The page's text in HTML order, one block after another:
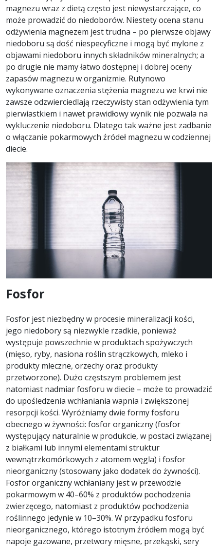
magnezu wraz z dietą często jest niewystarczające, co
może prowadzić do niedoborów. Niestety ocena stanu
odżywienia magnezem jest trudna – po pierwsze objawy
niedoboru są dość niespecyficzne i mogą być mylone z
objawami niedoboru innych składników mineralnych; a
po drugie nie mamy łatwo dostępnej i dobrej oceny
zapasów magnezu w organizmie. Rutynowo
wykonywane oznaczenia stężenia magnezu we krwi nie
zawsze odzwierciedlają rzeczywisty stan odżywienia tym
pierwiastkiem i nawet prawidłowy wynik nie pozwala na
wykluczenie niedoboru. Dlatego tak ważne jest zadbanie
o włączanie pokarmowych źródeł magnezu w codziennej
diecie.
Fosfor
Fosfor jest niezbędny w procesie mineralizacji kości,
jego niedobory są niezwykle rzadkie, ponieważ
występuje powszechnie w produktach spożywczych
(mięso, ryby, nasiona roślin strączkowych, mleko i
produkty mleczne, orzechy oraz produkty
przetworzone). Dużo częstszym problemem jest
natomiast nadmiar fosforu w diecie – może to prowadzić
do upośledzenia wchłaniania wapnia i zwiększonej
resorpcji kości. Wyróżniamy dwie formy fosforu
obecnego w żywności: fosfor organiczny (fosfor
występujący naturalnie w produkcie, w postaci związanej
z białkami lub innymi elementami struktur
wewnątrzkomórkowych z atomem węgla) i fosfor
nieorganiczny (stosowany jako dodatek do żywności).
Fosfor organiczny wchłaniany jest w przewodzie
pokarmowym w 40–60% z produktów pochodzenia
zwierzęcego, natomiast z produktów pochodzenia
roślinnego jedynie w 10–30%. W przypadku fosforu
nieorganicznego, którego istotnym źródłem mogą być
napoje gazowane, przetwory mięsne, przekąski, sery